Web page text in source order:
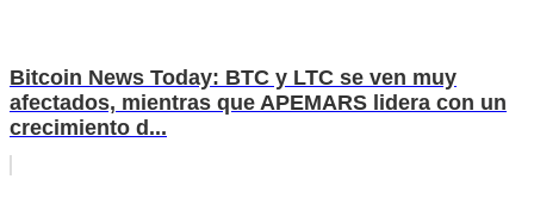
Bitcoin News Today: BTC y LTC se ven muy
afectados, mientras que APEMARS lidera con un
crecimiento d...